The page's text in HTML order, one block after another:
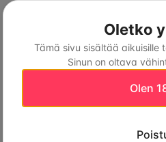
Oletko
Tämä sivu sisältää aikuisille
Sinun on oltava
Olen